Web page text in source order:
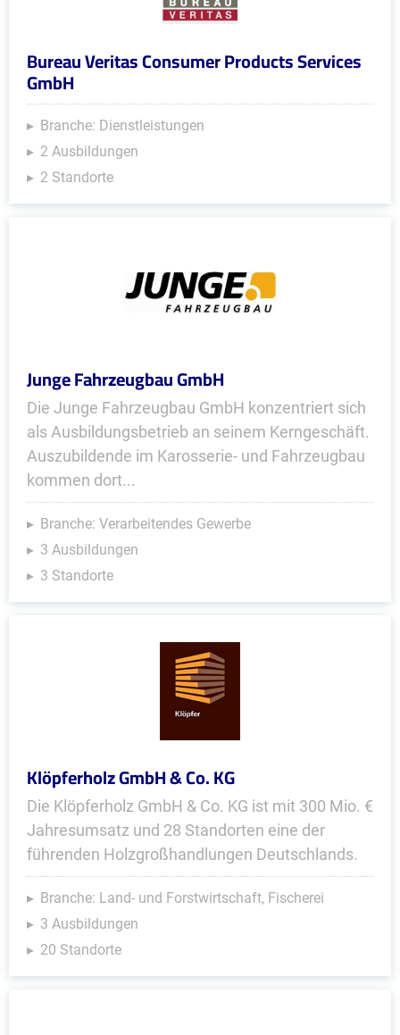
Bureau Veritas Consumer Products Services
GmbH
Branche: Dienstleistungen
2 Ausbildungen
2 Standorte
Junge Fahrzeugbau GmbH
Die Junge Fahrzeugbau GmbH konzentriert sich
als Ausbildungsbetrieb an seinem Kerngeschäft.
Auszubildende im Karosserie- und Fahrzeugbau
kommen dort...
Branche: Verarbeitendes Gewerbe
3 Ausbildungen
3 Standorte
Klöpferholz GmbH & Co. KG
Die Klöpferholz GmbH & Co. KG ist mit 300 Mio. €
Jahresumsatz und 28 Standorten eine der
führenden Holzgroßhandlungen Deutschlands.
Branche: Land- und Forstwirtschaft, Fischerei
3 Ausbildungen
20 Standorte